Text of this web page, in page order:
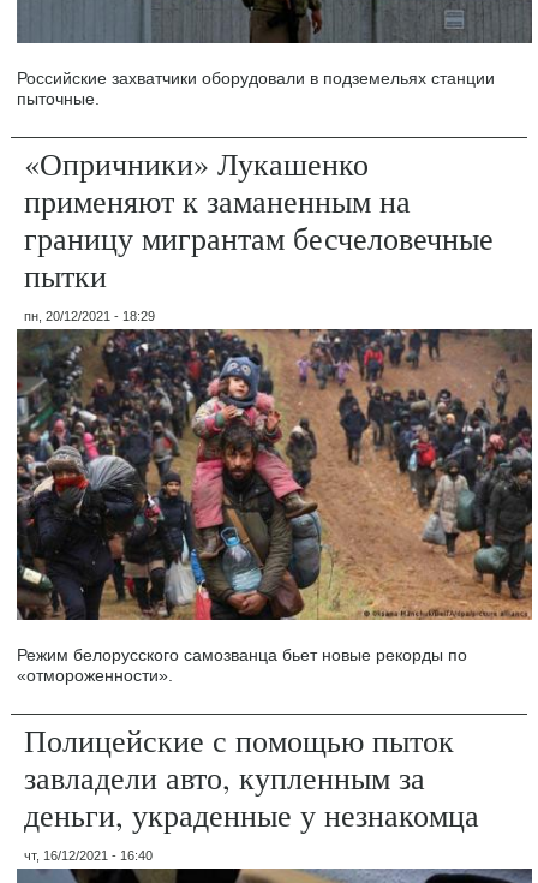
Российские захватчики оборудовали в подземельях станции
пыточные.
«Опричники» Лукашенко
применяют к заманенным на
границу мигрантам бесчеловечные
пытки
пн, 20/12/2021 - 18:29
Режим белорусского самозванца бьет новые рекорды по
«отмороженности».
Полицейские с помощью пыток
завладели авто, купленным за
деньги, украденные у незнакомца
чт, 16/12/2021 - 16:40